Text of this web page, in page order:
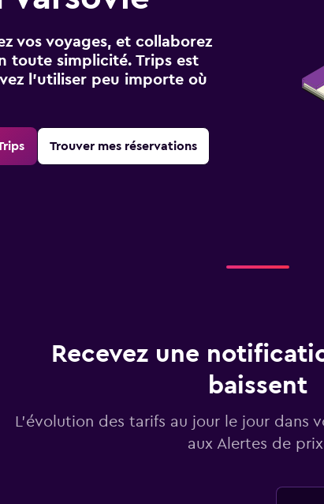
vos voyages, et collaborez
toute simplicité. Trips est
l’utiliser peu importe où
Trouver mes réservations
Recevez une
baissent
L’évolution des tarifs au jour le jour dans
aux Alertes de